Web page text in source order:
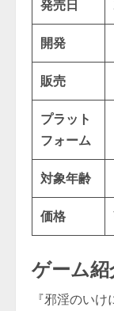
発売日
開発
販売
プラット
フォーム
対象年齢
価格
ゲーム
『邪淫のい